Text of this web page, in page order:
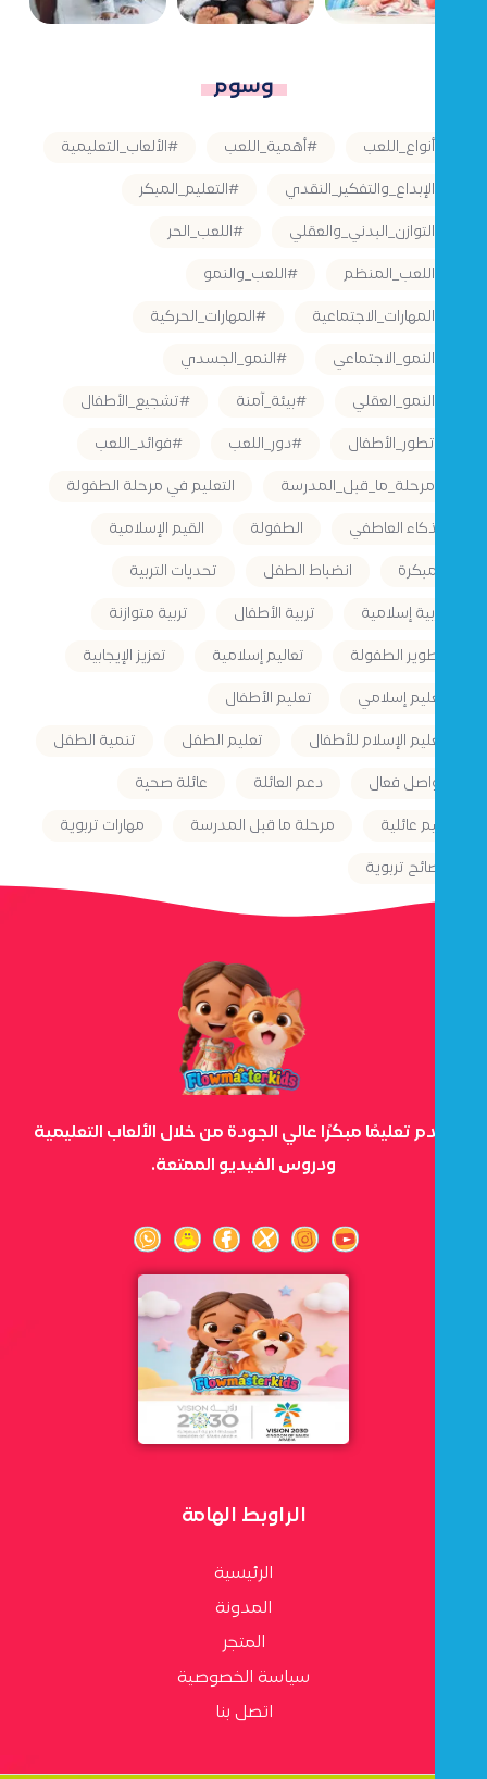
وسوم
#أنواع_اللعب #أهمية_اللعب #الألعاب_التعليمية
#الإبداع_والتفكير_النقدي #التعليم_المبكر
#التوازن_البدني_والعقلي #اللعب_الحر
#اللعب_المنظم #اللعب_والنمو
#المهارات_الاجتماعية #المهارات_الحركية
#النمو_الاجتماعي #النمو_الجسدي
#النمو_العقلي #بيئة_آمنة #تشجيع_الأطفال
#تطور_الأطفال #دور_اللعب #فوائد_اللعب
#مرحلة_ما_قبل_المدرسة التعليم في مرحلة الطفولة
الذكاء العاطفي الطفولة القيم الإسلامية
المبكرة انضباط الطفل تحديات التربية
تربية إسلامية تربية الأطفال تربية متوازنة
تطوير الطفولة تعاليم إسلامية تعزيز الإيجابية
تعليم إسلامي تعليم الأطفال
تعليم الإسلام للأطفال تعليم الطفل تنمية الطفل
تواصل فعال دعم العائلة عائلة صحية
قيم عائلية مرحلة ما قبل المدرسة مهارات تربوية
نصائح تربوية
نقدم تعليمًا مبكرًا عالي الجودة من خلال الألعاب التعليمية
ودروس الفيديو الممتعة.
الراوبط الهامة
الرئيسية
المدونة
المتجر
سياسة الخصوصية
اتصل بنا